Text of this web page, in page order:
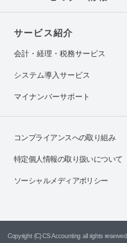
サービス紹介
会計・経理・税務サービス
システム導入サービス
マイナンバーサポート
コンプライアンスへの取り組み
特定個人情報の取り扱いについて
ソーシャルメディアポリシー
Copyright (C) CS Accounting all rights reserved.